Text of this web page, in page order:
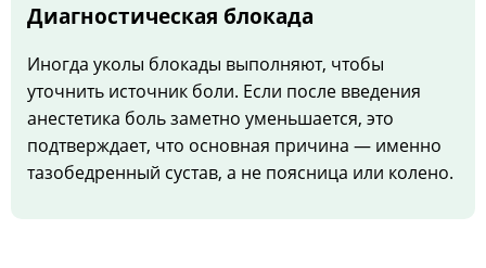
Диагностическая блокада
Иногда уколы блокады выполняют, чтобы
уточнить источник боли. Если после введения
анестетика боль заметно уменьшается, это
подтверждает, что основная причина — именно
тазобедренный сустав, а не поясница или колено.